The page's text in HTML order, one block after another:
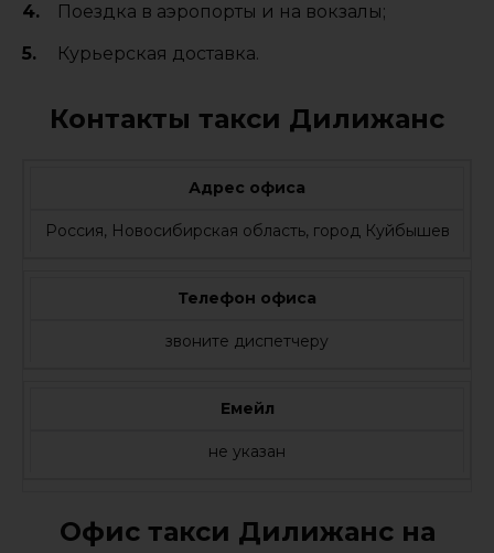
Поездка в аэропорты и на вокзалы;
Курьерская доставка.
Контакты такси Дилижанс
Адрес офиса
Россия, Новосибирская область, город Куйбышев
Телефон офиса
звоните диспетчеру
Емейл
не указан
Офис такси Дилижанс на